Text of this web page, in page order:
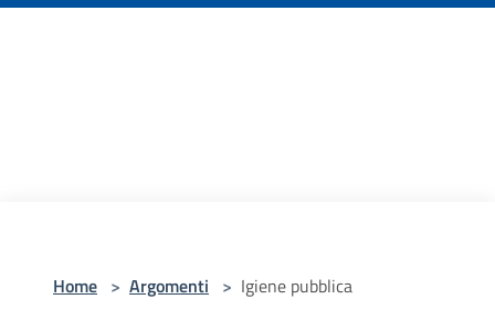
Home > Argomenti > Igiene pubblica